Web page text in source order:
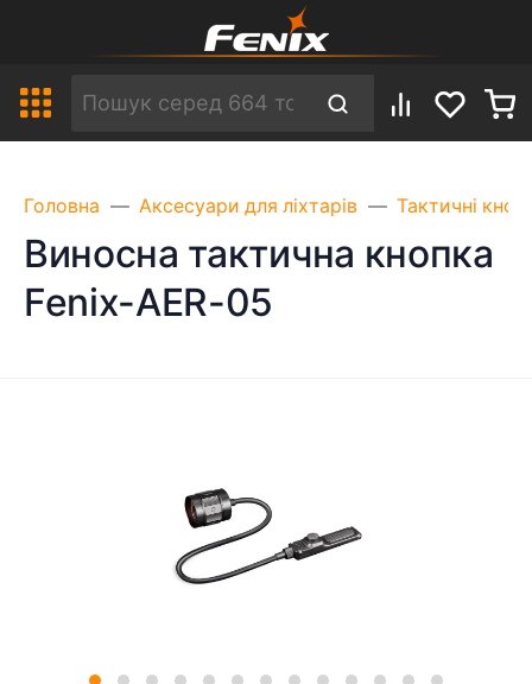
Головна Аксесуари для ліхтарів Тактичні
Виносна тактична кнопка
Fenix-AER-05